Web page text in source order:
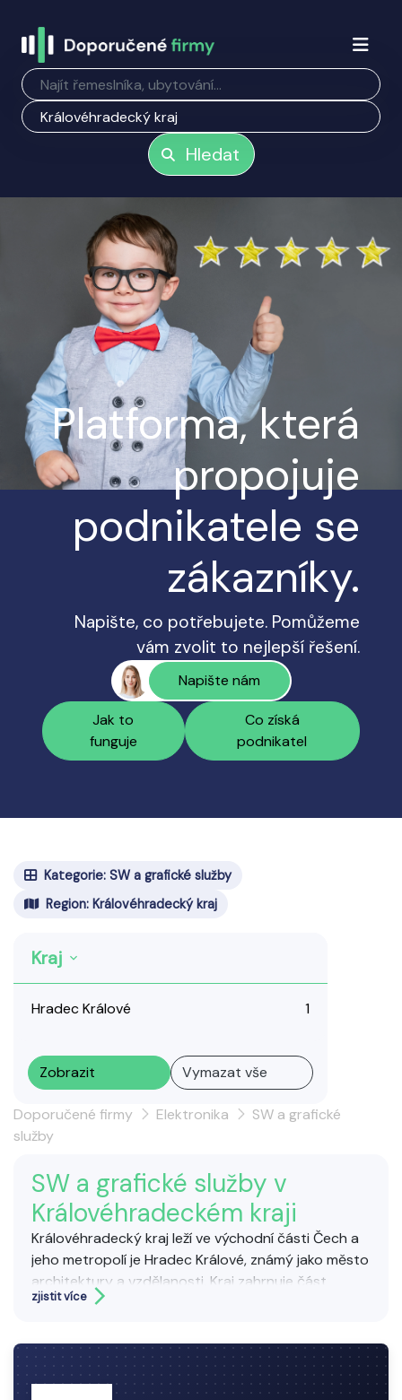
Hledat
Platforma, která
propojuje
podnikatele se
zákazníky.
Napište, co potřebujete. Pomůžeme
vám zvolit to nejlepší řešení.
Napište nám
Jak to
funguje
Co získá
podnikatel
Kategorie: SW a grafické služby
Region: Královéhradecký kraj
Kraj
Hradec Králové 1
Zobrazit Vymazat vše
Doporučené firmy Elektronika
SW a grafické
služby
SW a grafické služby v
Královéhradeckém kraji
Královéhradecký kraj leží ve východní části Čech a
jeho metropolí je Hradec Králové, známý jako město
architektury a vzdělanosti. Kraj zahrnuje část
Krkonoš, včetně nejvyšší hory České republiky –
pevnostní město Josefov, zámek Kuks nebo safari v
ZOO Dvůr Králové. Region je bohatý na přírodní
krásy, historické památky a lázeňská místa.
zjistit více